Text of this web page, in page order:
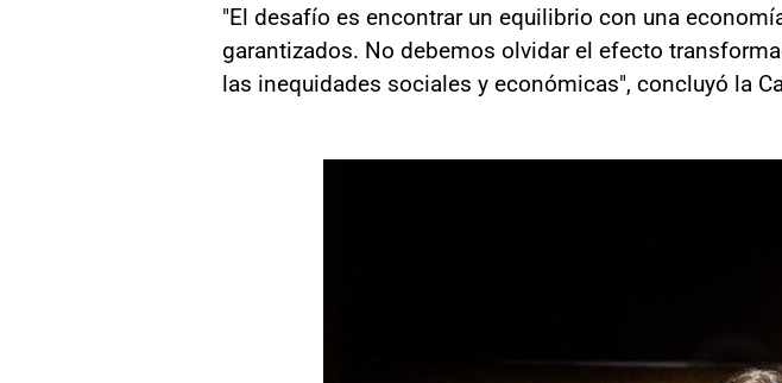
"El desafío es encontrar un equilibrio con una
garantizados. No debemos olvidar el efecto
las inequidades sociales y económicas", concluyó la